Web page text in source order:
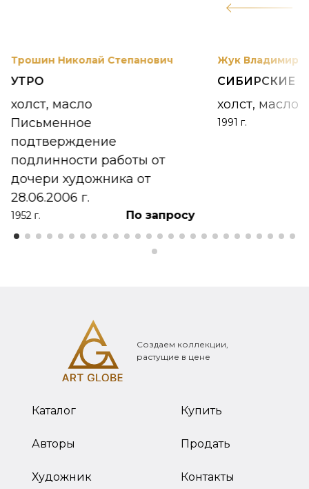
Трошин Николай Степанович
УТРО
холст, масло
Письменное
подтверждение
подлинности работы от
дочери художника от
28.06.2006 г.
1952 г. По запросу
Жук Владимир
СИБИРСКИЕ
холст, масло
1991 г.
Создаем коллекции,
растущие в цене
Каталог
Авторы
Художник
Купить
Продать
Контакты